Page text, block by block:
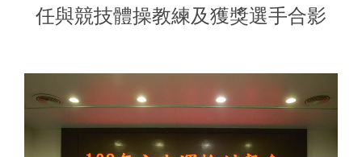
任與競技體操教練及獲獎選手合影